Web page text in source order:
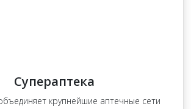
Супераптека
крупнейшие аптечные сети